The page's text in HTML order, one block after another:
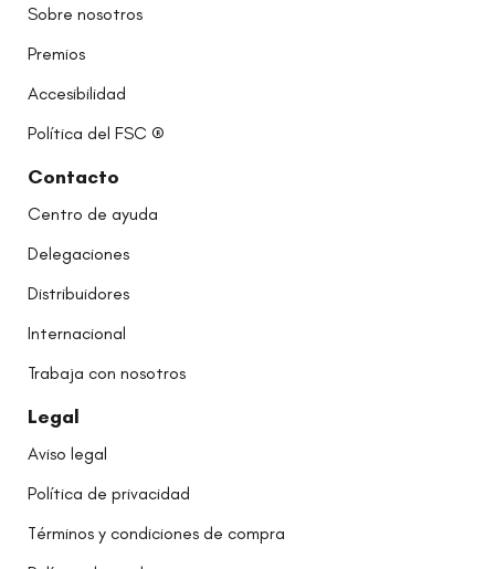
Sobre nosotros
Premios
Accesibilidad
Política del FSC ®
Contacto
Centro de ayuda
Delegaciones
Distribuidores
Internacional
Trabaja con nosotros
Legal
Aviso legal
Política de privacidad
Términos y condiciones de compra